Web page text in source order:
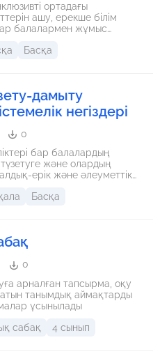
ортадағы
ашу, ерекше білім
балалармен жұмыс
алгоритмін
жазылған
Басқа
дамыту
негіздері
0
бар балалардың
және олардың
ерік және әлеуметтік
әдістер жүйесі.
Басқа
0
арналған тапсырма, оқу
танымдық аймақтарды
дамытуға арналған тапсырмалар ұсынылады
сабақ 4 сынып